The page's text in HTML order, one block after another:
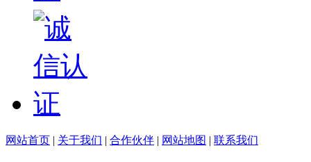
网站首页 | 关于我们 | 合作伙伴 | 网站地图 | 联系我们